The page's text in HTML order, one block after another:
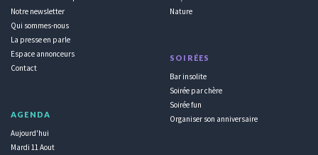
Notre newsletter
Qui sommes-nous
La presse en parle
Espace annonceurs
Contact
AGENDA
Aujourd'hui
Mardi 11 Aout
Nature
SOIRÉES
Bar insolite
Soirée par chère
Soirée fun
Organiser son anniversaire